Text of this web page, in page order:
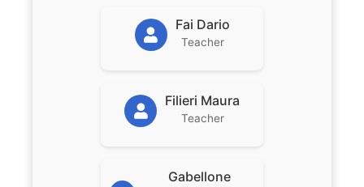
Fai Dario
Teacher
Filieri Maura
Teacher
Gabellone